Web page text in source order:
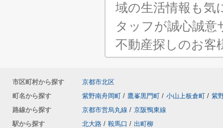
域の生活情報も気
タッフが誠心誠
不動産探しのお客
市区町村から探す
京都市北区
町名から探す
紫野南舟岡町 / 鷹峯黒門町 / 小山上板倉町 / 紫
路線から探す
京都市営烏丸線 / 京阪鴨東線
駅から探す
北大路 / 鞍馬口 / 出町柳